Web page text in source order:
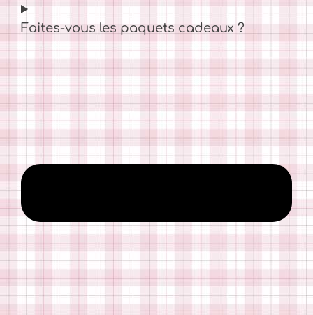
Faites-vous les paquets cadeaux ?